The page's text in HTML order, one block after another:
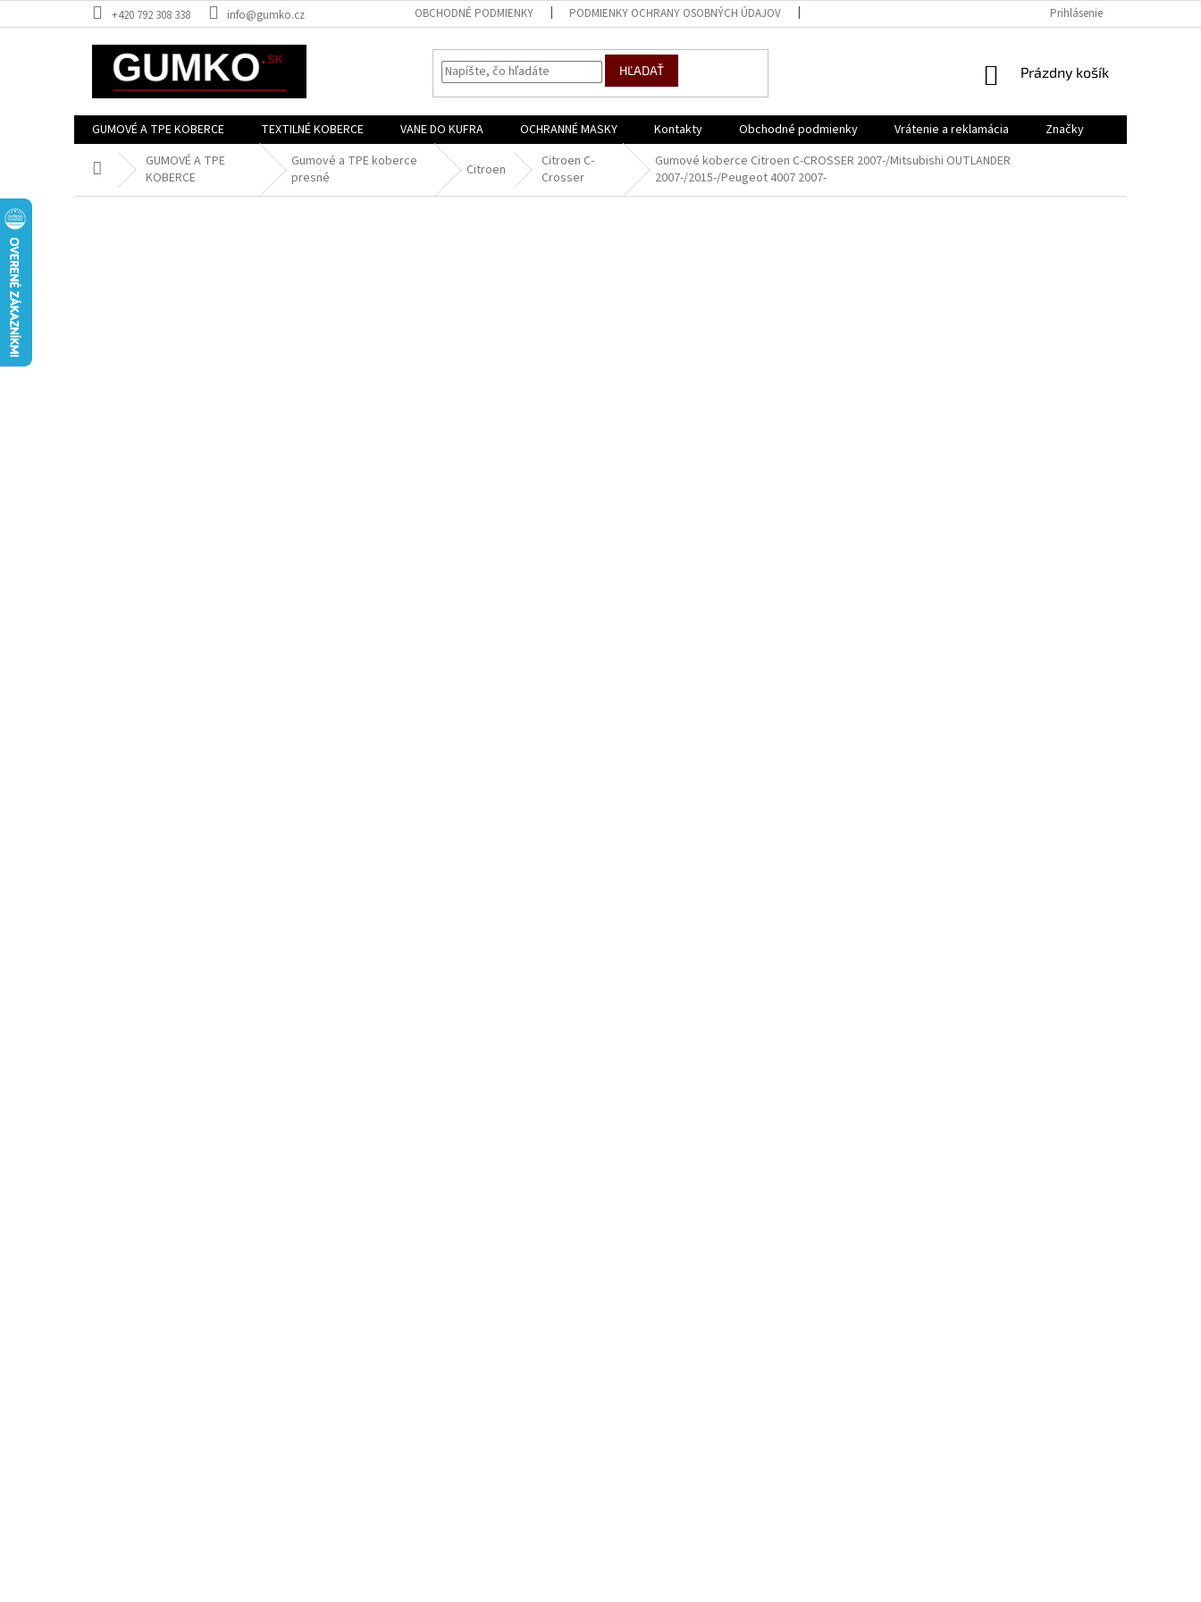
na
+420 792 308 338 info@gumko.cz OBCHODNÉ PODMIENKY PODMIENKY OCHRANY OSOBNÝCH ÚDAJOV Prihlásenie
HĽADAŤ
NÁKUPNÝ
Prázdny košík
GUMOVÉ A TPE KOBERCE TEXTILNÉ KOBERCE VANE DO KUFRA OCHRANNÉ MASKY Kontakty Obchodné podmienky Vrátenie a reklamácia Značky
DomovGUMOVÉ A TPE
KOBERCE
Gumové a TPE koberce
presné
Citroen
Citroen C-
Crosser
Gumové koberce Citroen C-CROSSER 2007-/Mitsubishi OUTLANDER
2007-/2015-/Peugeot 4007 2007-